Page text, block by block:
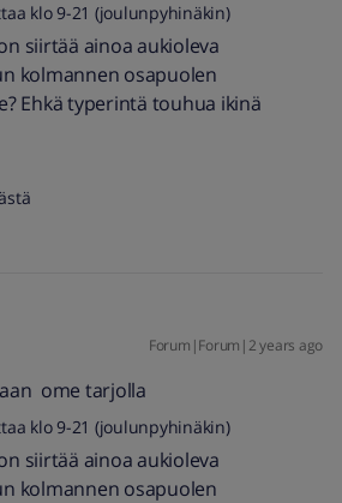
klo 9-21 (joulunpyhinäkin)
siirtää ainoa aukioleva
kolmannen osapuolen
Ehkä typerintä touhua ikinä
Forum|Forum|2 years ago
ome tarjolla
klo 9-21 (joulunpyhinäkin)
siirtää ainoa aukioleva
kolmannen osapuolen